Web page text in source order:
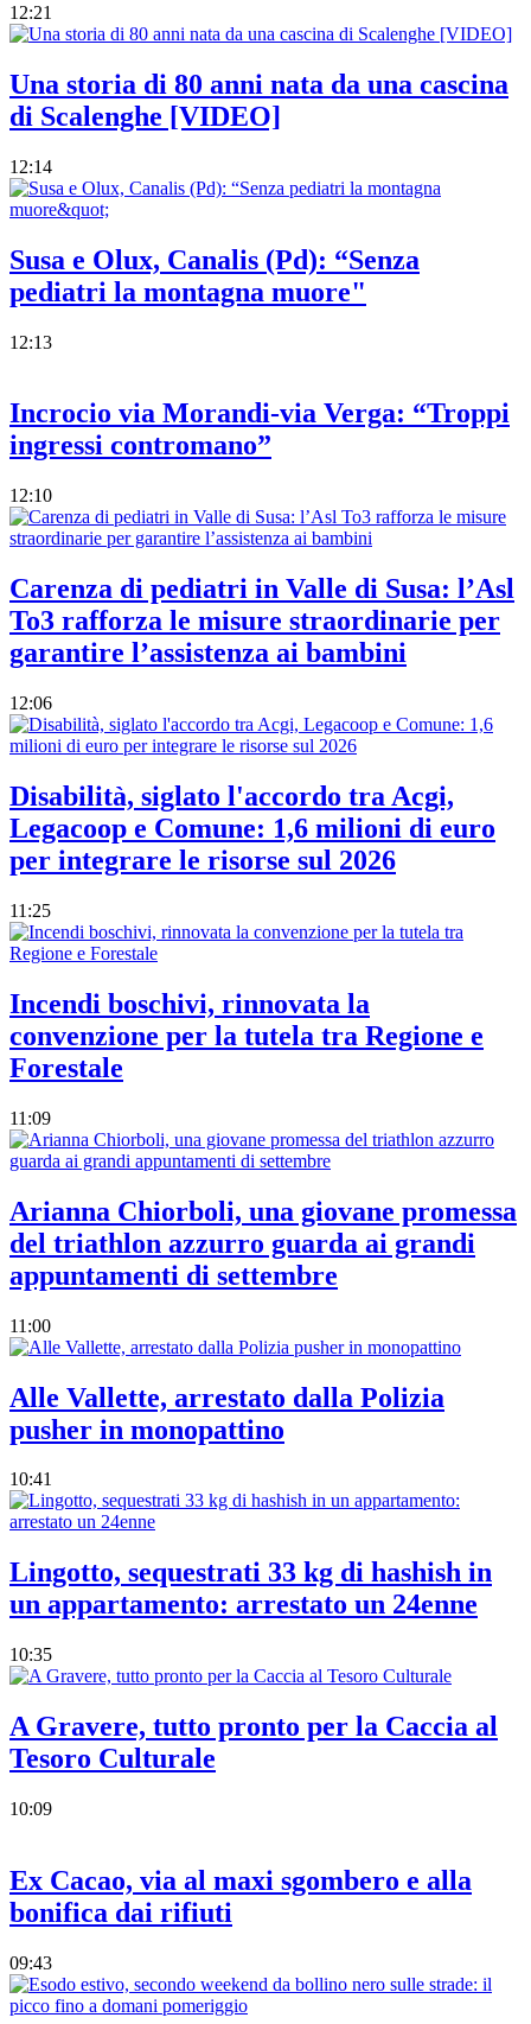
12:21
Una storia di 80 anni nata da una cascina
di Scalenghe [VIDEO]
12:14
Susa e Olux, Canalis (Pd): “Senza
pediatri la montagna muore"
12:13
Incrocio via Morandi-via Verga: “Troppi
ingressi contromano”
12:10
Carenza di pediatri in Valle di Susa: l’Asl
To3 rafforza le misure straordinarie per
garantire l’assistenza ai bambini
12:06
Disabilità, siglato l'accordo tra Acgi,
Legacoop e Comune: 1,6 milioni di euro
per integrare le risorse sul 2026
11:25
Incendi boschivi, rinnovata la
convenzione per la tutela tra Regione e
Forestale
11:09
Arianna Chiorboli, una giovane promessa
del triathlon azzurro guarda ai grandi
appuntamenti di settembre
11:00
Alle Vallette, arrestato dalla Polizia
pusher in monopattino
10:41
Lingotto, sequestrati 33 kg di hashish in
un appartamento: arrestato un 24enne
10:35
A Gravere, tutto pronto per la Caccia al
Tesoro Culturale
10:09
Ex Cacao, via al maxi sgombero e alla
bonifica dai rifiuti
09:43